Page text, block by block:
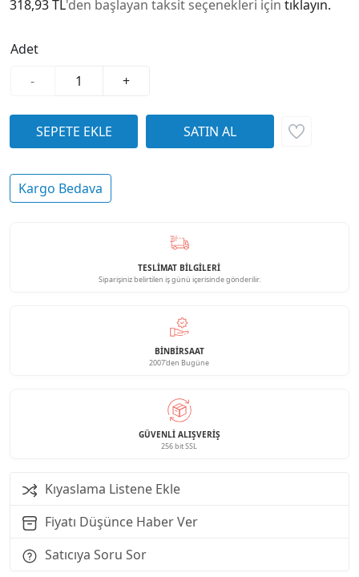
318,93 TL'den başlayan taksit seçenekleri için tıklayın.
Adet
-
+
Kargo Bedava
TESLİMAT BİLGİLERİ
Siparişiniz belirtilen iş günü içerisinde gönderilir.
BINBIRSAAT
2007'den Bugüne
GÜVENLI ALIŞVERIŞ
256 bit SSL
Kıyaslama Listene Ekle
Fiyatı Düşünce Haber Ver
Satıcıya Soru Sor